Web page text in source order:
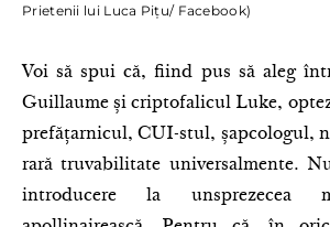
Prietenii lui Luca Pițu/ Facebook)
Voi să spui că, fiind pus să aleg
Guillaume și criptofalicul Luke,
prefățarnicul, CUI-stul, șapcologul,
rară truvabilitate universalmente.
introducere la